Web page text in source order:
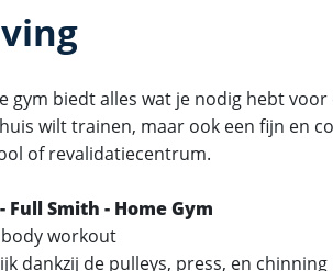
gym biedt alles wat je nodig hebt voor
wilt trainen, maar ook een fijn en
of revalidatiecentrum.
Smith - Home Gym
workout
dankzij de pulleys, press, en chinning